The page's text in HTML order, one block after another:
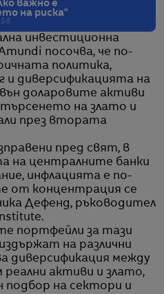
важно е
на риска“
инвестиционна
посочва, че по-
политика,
и диверсификацията на
доларовите активи
на злато и
през втората
пред свят, в
на централните банки
инфлацията е по-
от концентрация се
Дефенд, ръководител
портфейли за тази
на различни
диверсификация между
реални активи и злато,
подбор на сектори и